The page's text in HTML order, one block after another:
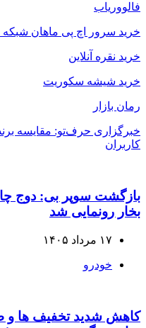
فالووریاب
خرید سرور اچ پی ماهان شبکه
خرید نقره آنلاین
خرید شیشه سکوریت
رمان بازار
خبرگزاری حرف‌تو: مقایسه
کاربران
بخار رونمایی شد
۱۷ مرداد ۱۴۰۵
خودرو